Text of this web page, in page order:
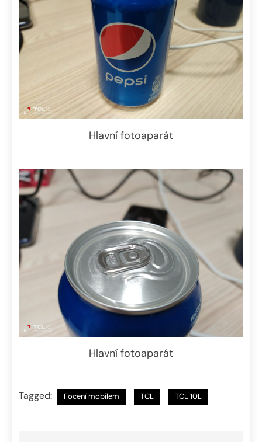
Hlavní fotoaparát
Hlavní fotoaparát
Tagged: Focení mobilem TCL TCL 10L